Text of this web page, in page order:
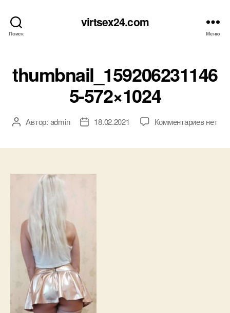
Поиск
virtsex24.com
Меню
thumbnail_159206231146
5-572×1024
АвторАвтор: admin
Дата18.02.2021 Комментариевк
нет